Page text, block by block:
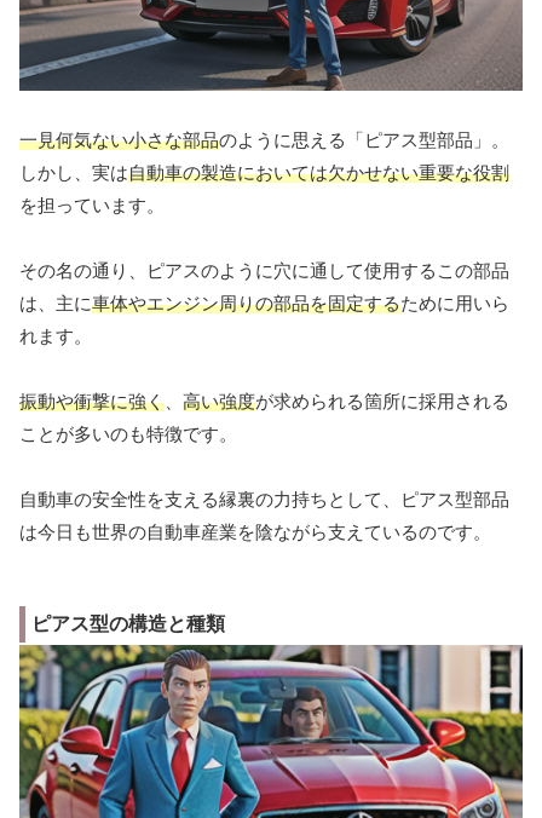
一見何気ない小さな部品のように思える「ピアス型部品」。
しかし、実は自動車の製造においては欠かせない重要な役割
を担っています。
その名の通り、ピアスのように穴に通して使用するこの部品
は、主に車体やエンジン周りの部品を固定するために用いら
れます。
振動や衝撃に強く 高い強度が求められる箇所に採用される
ことが多いのも特徴です。
自動車の安全性を支える縁裏の力持ちとして、ピアス型部品
は今日も世界の自動車産業を陰ながら支えているのです。
ピアス型の構造と種類